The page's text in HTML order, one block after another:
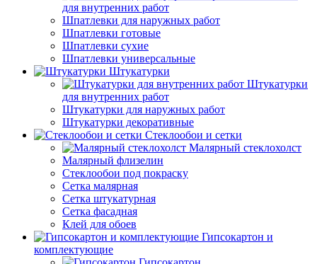
для внутренних работ
Шпатлевки для наружных работ
Шпатлевки готовые
Шпатлевки сухие
Шпатлевки универсальные
Штукатурки
Штукатурки
для внутренних работ
Штукатурки для наружных работ
Штукатурки декоративные
Стеклообои и сетки
Малярный стеклохолст
Малярный флизелин
Стеклообои под покраску
Сетка малярная
Сетка штукатурная
Сетка фасадная
Клей для обоев
Гипсокартон и
комплектующие